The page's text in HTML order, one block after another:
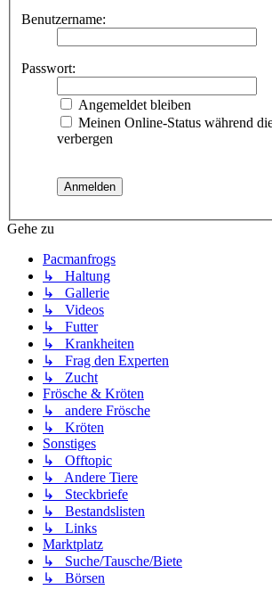
Benutzername:
Passwort:
Angemeldet bleiben
Meinen Online-Status während
verbergen
Gehe zu
Pacmanfrogs
↳ Haltung
↳ Gallerie
↳ Videos
↳ Futter
↳ Krankheiten
↳ Frag den Experten
↳ Zucht
Frösche & Kröten
↳ andere Frösche
↳ Kröten
Sonstiges
↳ Offtopic
↳ Andere Tiere
↳ Steckbriefe
↳ Bestandslisten
↳ Links
Marktplatz
↳ Suche/Tausche/Biete
↳ Börsen